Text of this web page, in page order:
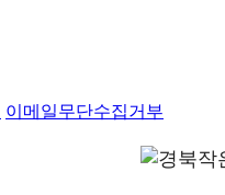
이메일무단수집거부